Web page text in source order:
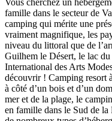
famille dans le secteur de
camping qui mérite une
vraiment magnifique, les
niveau du littoral que de
Guilhem le Désert, le lac du
International des Arts
découvrir ! Camping resort
à côté d’un bois et d’un
mer et de la plage, le
en famille dans le Sud de